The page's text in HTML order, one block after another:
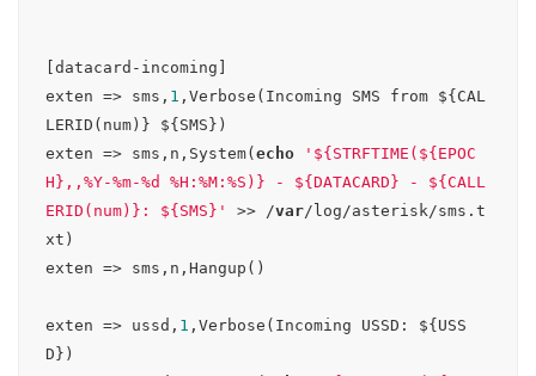
[datacard-incoming]
exten => sms, 1 ,Verbose(Incoming SMS from ${CAL
LERID(num)} ${SMS})
exten => sms,n,System(echo
'${STRFTIME(${EPOC
H},,%Y-%m-%d %H:%M:%S)} - ${DATACARD} - ${CALL
ERID(num)}: ${SMS}'
>> /var/log/asterisk/sms.t
xt)
exten => sms,n,Hangup()
exten => ussd, 1 ,Verbose(Incoming USSD: ${USS
D})